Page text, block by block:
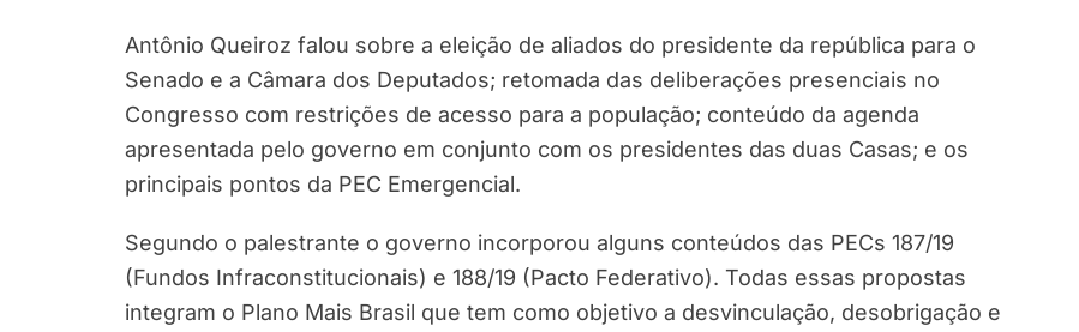
Antônio Queiroz falou sobre a eleição de aliados do presidente da república para o
Senado e a Câmara dos Deputados; retomada das deliberações presenciais no
Congresso com restrições de acesso para a população; conteúdo da agenda
apresentada pelo governo em conjunto com os presidentes das duas Casas; e os
principais pontos da PEC Emergencial.
Segundo o palestrante o governo incorporou alguns conteúdos das PECs 187/19
(Fundos Infraconstitucionais) e 188/19 (Pacto Federativo). Todas essas propostas
integram o Plano Mais Brasil que tem como objetivo a desvinculação, desobrigação e